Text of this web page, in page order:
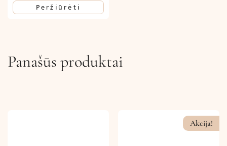
Peržiūrėti
Panašūs produktai
Akcija!